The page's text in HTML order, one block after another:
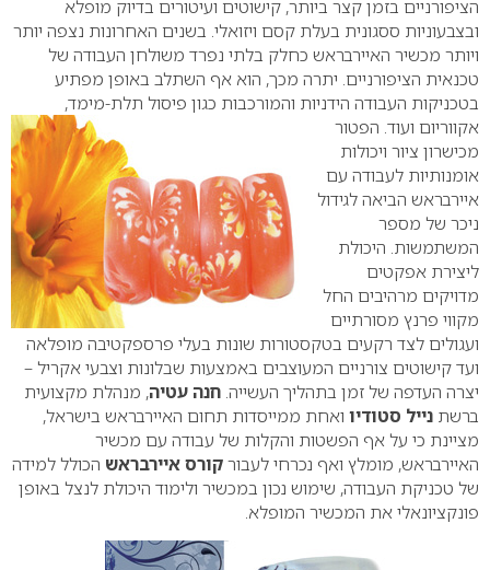
הציפורניים בזמן קצר ביותר, קישוטים ועיטורים בדיוק מופלא
ובצבעוניות ססגונית בעלת קסם ויזואלי. בשנים האחרונות נצפה יותר
ויותר מכשיר האיירבראש כחלק בלתי נפרד משולחן העבודה של
טכנאית הציפורניים. יתרה מכך, הוא אף השתלב באופן מפתיע
בטכניקות העבודה הידניות והמורכבות כגון פיסול תלת-מימד,
אקווריום ועוד. הפטור
מכישרון ציור ויכולות
אומנותיות לעבודה עם
איירבראש הביאה לגידול
ניכר של מספר
המשתמשות. היכולת
ליצירת אפקטים
מדויקים מרהיבים החל
מקווי פרנץ מסורתיים
ועגולים לצד רקעים בטקסטורות שונות בעלי פרספקטיבה מופלאה
ועד קישוטים צורניים המעוצבים באמצעות שבלונות וצבעי אקריל –
יצרה העדפה של זמן בתהליך העשייה. חנה עטיה, מנהלת מקצועית
ברשת נייל סטודיו ואחת ממייסדות תחום האיירבראש בישראל,
מציינת כי על אף הפשטות והקלות של עבודה עם מכשיר
האיירבראש, מומלץ ואף נכרחי לעבורקורס איירבראש הכולל למידה
של טכניקת העבודה, שימוש נכון במכשיר ולימוד היכולת לנצל באופן
פונקציונאלי את המכשיר המופלא.